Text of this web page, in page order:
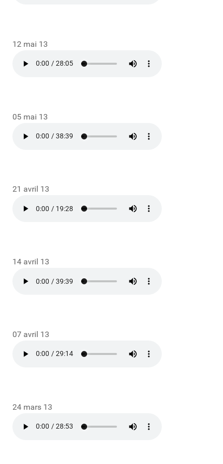
12 mai 13
05 mai 13
21 avril 13
14 avril 13
07 avril 13
24 mars 13